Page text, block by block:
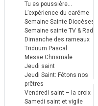
Tu es poussière…
L’expérience du carême
Semaine Sainte Diocèses
Semaine sainte TV & Radio
Dimanche des rameaux
Triduum Pascal
Messe Chrismale
Jeudi saint
Jeudi Saint: Fêtons nos
prêtres
Vendredi saint – la croix
Samedi saint et vigile